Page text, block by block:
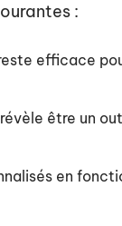
:
efficace
être un
en